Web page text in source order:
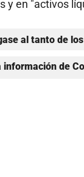
y en "activos
al tanto de
de